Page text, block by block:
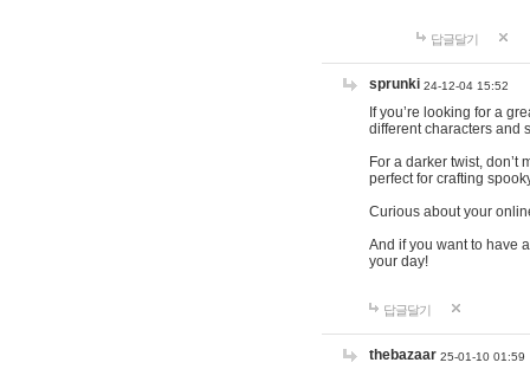
답글달기
sprunki 24-12-04 15:52
If you’re looking for a
different characters and
For a darker twist, don’t
perfect for crafting
Curious about your
And if you want to have
your day!
답글달기
thebazaar 25-01-10 01:59